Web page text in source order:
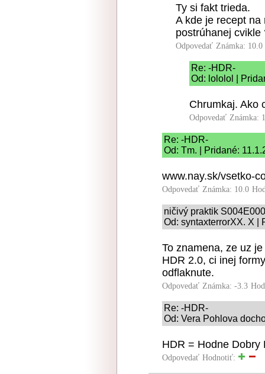
Ty si fakt trieda.
A kde je recept
postrúhanej cvikle
Odpovedať Známka: 10.0
Re: -HDR-
Od: lololol |
Chrumkaj. Ako
Odpovedať Známka:
Re: -HDR-
Od: Tm. | Pridané:
www.nay.sk/vsetko-
Odpovedať Známka: 10.0
ničivý praktik
Od: syntaxterrorXX. X |
To znamena, ze uz
HDR 2.0, ci inej
odflaknute.
Odpovedať Známka: -3.3
Re: -HDR-
Od: Vera Pohlova
HDR = Hodne Dobry
Odpovedať Hodnotiť: